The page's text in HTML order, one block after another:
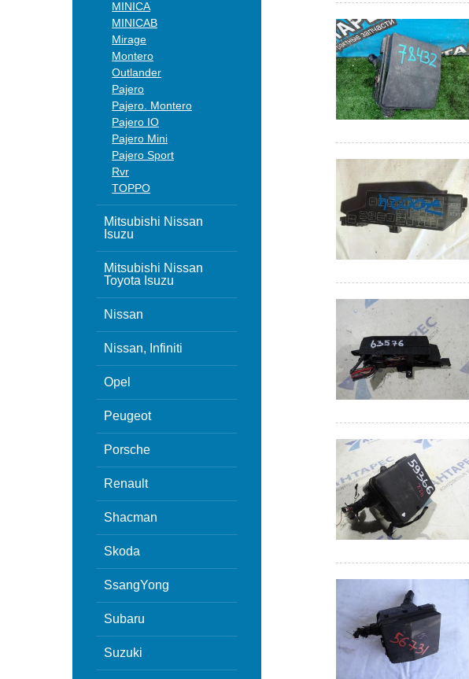
MINICA
MINICAB
Mirage
Montero
Outlander
Pajero
Pajero. Montero
Pajero IO
Pajero Mini
Pajero Sport
Rvr
TOPPO
Mitsubishi Nissan
Isuzu
Mitsubishi Nissan
Toyota Isuzu
Nissan
Nissan, Infiniti
Opel
Peugeot
Porsche
Renault
Shacman
Skoda
SsangYong
Subaru
Suzuki